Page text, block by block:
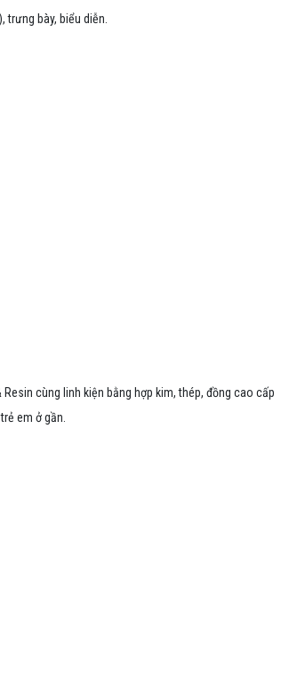
trưng bày, biểu diễn.
cùng linh kiện bằng hợp kim, thép, đồng cao cấp
em ở gần.